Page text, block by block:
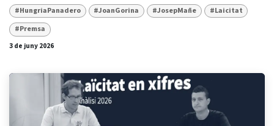
#HungriaPanadero #JoanGorina #JosepMañe
#Laicitat
#Premsa
3 de juny 2026